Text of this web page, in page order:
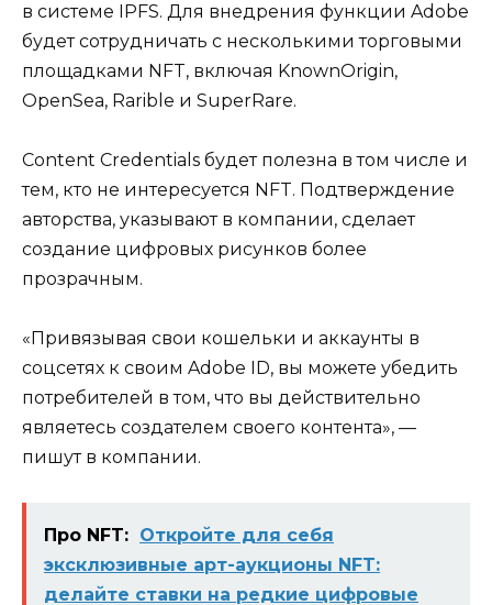
в системе IPFS. Для внедрения функции Adobe
будет сотрудничать с несколькими торговыми
площадками NFT, включая KnownOrigin,
OpenSea, Rarible и SuperRare.
Content Credentials будет полезна в том числе и
тем, кто не интересуется NFT. Подтверждение
авторства, указывают в компании, сделает
создание цифровых рисунков более
прозрачным.
«Привязывая свои кошельки и аккаунты в
соцсетях к своим Adobe ID, вы можете убедить
потребителей в том, что вы действительно
являетесь создателем своего контента», —
пишут в компании.
Про NFT: Откройте для себя
эксклюзивные арт-аукционы NFT:
делайте ставки на редкие цифровые